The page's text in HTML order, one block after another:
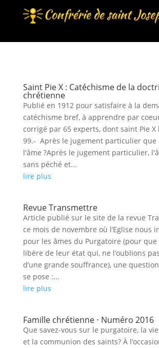
Saint Pie X : Catéchisme de la
chrétienne
Publié en 1912 pour satisfaire à la
catéchisme bref, à apprendre par
corrigé par 65 experts, dont saint Pie X
99.- Après le jugement particulier que
l'âme ?Après le jugement particulier,
sans péché et...
lire plus
Revue Transmettre
Article publié sur le site de la revue
ce mois de novembre où l’Eglise nous
pour les âmes du Purgatoire (pour que
libère de leur état qui, ne l’oublions
d’une grande souffrance), une
se pose :...
lire plus
Famille chrétienne ⋅ Numéro 2016
Que savez-vous sur le purgatoire, la
et la communion des saints? À